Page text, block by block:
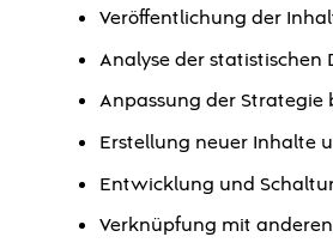
Veröffentlichung der
Analyse der
Anpassung der Strategie
Erstellung neuer Inhalte
Entwicklung und
Verknüpfung mit